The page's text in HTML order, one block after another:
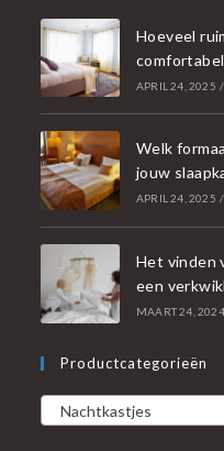
Hoeveel
APRIL 24, 2025 /
Welk
jouw
APRIL 24, 2025 /
Het vinden
een
MAART 24, 2024
Productcategorieën
Nachtkastjes